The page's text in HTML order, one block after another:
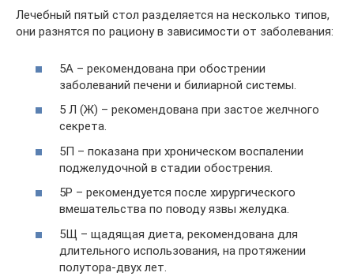
Лечебный пятый стол разделяется на несколько типов,
они разнятся по рациону в зависимости от заболевания:
5А – рекомендована при обострении
заболеваний печени и билиарной системы.
5 Л (Ж) – рекомендована при застое желчного
секрета.
5П – показана при хроническом воспалении
поджелудочной в стадии обострения.
5Р – рекомендуется после хирургического
вмешательства по поводу язвы желудка.
5Щ – щадящая диета, рекомендована для
длительного использования, на протяжении
полутора-двух лет.